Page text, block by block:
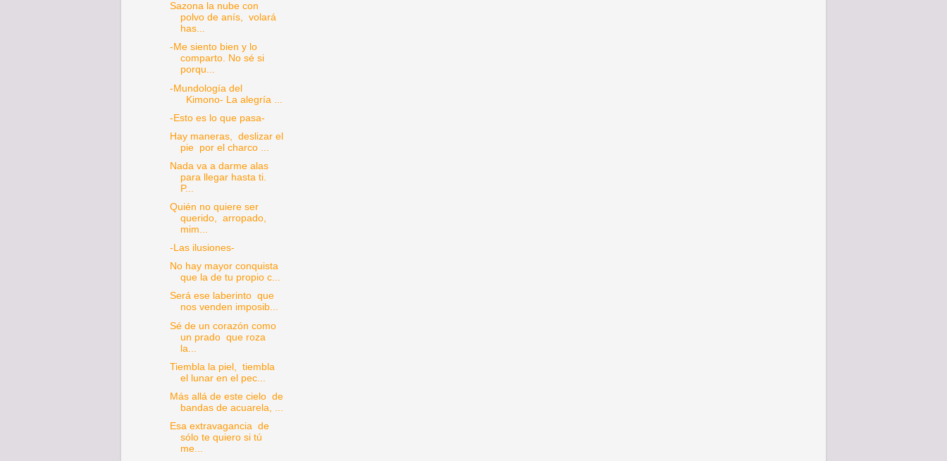
Sazona la nube con
polvo de anís, volará
has...
-Me siento bien y lo
comparto. No sé si
porqu...
-Mundología del
Kimono- La alegría ...
-Esto es lo que pasa-
Hay maneras, deslizar el
pie por el charco ...
Nada va a darme alas
para llegar hasta ti.
P...
Quién no quiere ser
querido, arropado,
mim...
-Las ilusiones-
No hay mayor conquista
que la de tu propio c...
Será ese laberinto que
nos venden imposib...
Sé de un corazón como
un prado que roza
la...
Tiembla la piel, tiembla
el lunar en el pec...
Más allá de este cielo de
bandas de acuarela, ...
Esa extravagancia de
sólo te quiero si tú
me...